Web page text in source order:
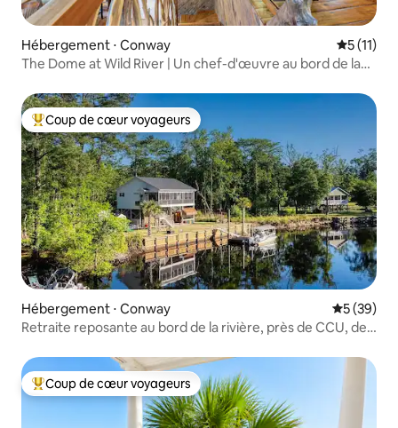
Hébergement ⋅ Conway
5 (11)
The Dome at Wild River | Un chef-d'œuvre au bord de la
Coups de cœur voyageurs les plus appréciés
Coup de cœur voyageurs
Hébergement ⋅ Conway
5 (39)
Retraite reposante au bord de la rivière, près de CCU, de
Coups de cœur voyageurs les plus appréciés
Coup de cœur voyageurs